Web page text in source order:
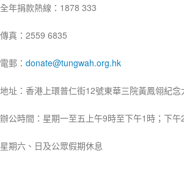
全年捐款熱線：1878 333
傳真：2559 6835
電郵： donate@tungwah.org.hk
地址：香港上環普仁街12號東華三院黃鳳翎紀念
辦公時間：星期一至五上午9時至下午1時；下午
星期六、日及公眾假期休息